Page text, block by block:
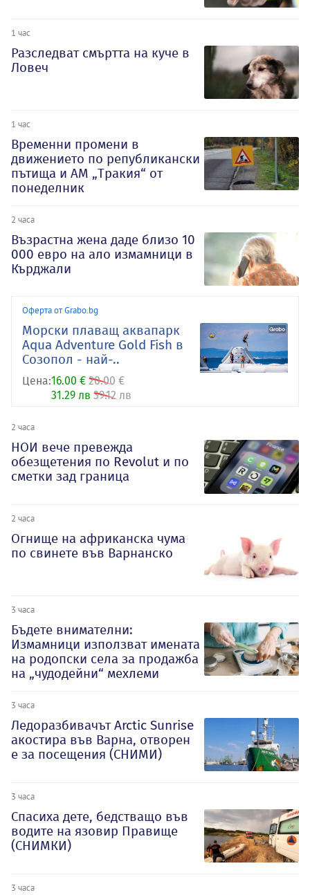
1 час
Разследват смъртта на куче в
Ловеч
1 час
Временни промени в
движението по републикански
пътища и АМ „Тракия“ от
понеделник
2 часа
Възрастна жена даде близо 10
000 евро на ало измамници в
Кърджали
Оферта от Grabo.bg
Морски плаващ аквапарк
Aqua Adventure Gold Fish в
Созопол - най-..
Цена:16.00 € 20.00 €
31.29 лв 39.12 лв
2 часа
НОИ вече превежда
обезщетения по Revolut и по
сметки зад граница
2 часа
Огнище на африканска чума
по свинете във Варнанско
3 часа
Бъдете внимателни:
Измамници използват имената
на родопски села за продажба
на „чудодейни“ мехлеми
3 часа
Ледоразбивачът Arctic Sunrise
акостира във Варна, отворен
е за посещения (СНИМИ)
3 часа
Спасиха дете, бедстващо във
водите на язовир Правище
(СНИМКИ)
3 часа